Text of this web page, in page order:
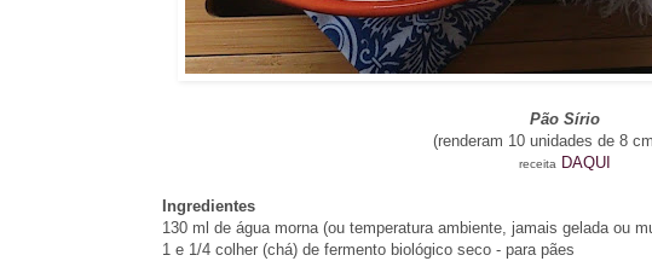
Pão Sírio
(renderam 10 unidades de 8
receita DAQUI
Ingredientes
130 ml de água morna (ou temperatura ambiente, jamais gelada ou
1 e 1/4 colher (chá) de fermento biológico seco - para pães